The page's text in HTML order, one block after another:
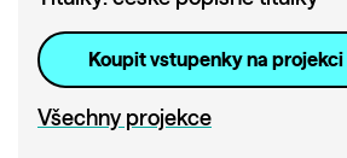
Koupit vstupenky na projekci
Všechny projekce